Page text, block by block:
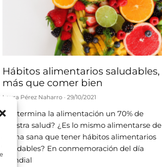
Hábitos alimentarios saludables,
más que comer bien
Laura Pérez Naharro 29/10/2021
¿Determina la alimentación un 70% de
nuestra salud? ¿Es lo mismo alimentarse de
forma sana que tener hábitos alimentarios
saludables? En conmemoración del día
Mundial